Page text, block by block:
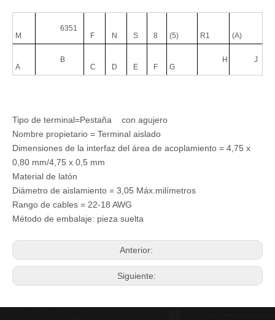
M
6351
F
N S 8 (5) R1 (A)
A
B
C
D E F G
H J
Tipo de terminal=Pestaña con agujero
Nombre propietario = Terminal aislado
Dimensiones de la interfaz del área de acoplamiento = 4,75 x
0,80 mm/4,75 x 0,5 mm
Material de latón
Diámetro de aislamiento = 3,05 Máx.milímetros
Rango de cables = 22-18 AWG
Método de embalaje: pieza suelta
Anterior:
Siguiente: